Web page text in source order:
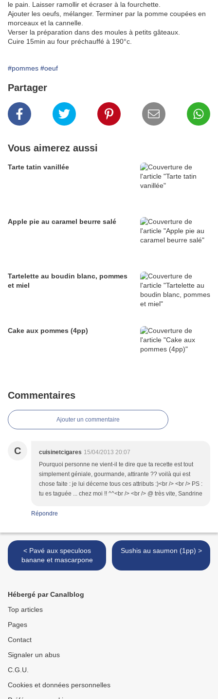
le pain. Laisser ramollir et écraser à la fourchette.
Ajouter les oeufs, mélanger. Terminer par la pomme coupées en
morceaux et la cannelle.
Verser la préparation dans des moules à petits gâteaux.
Cuire 15min au four préchauffé à 190°c.
#pommes #oeuf
Partager
Vous aimerez aussi
Tarte tatin vanillée
Apple pie au caramel beurre salé
Tartelette au boudin blanc, pommes
et miel
Cake aux pommes (4pp)
Commentaires
Ajouter un commentaire
C cuisinetcigares 15/04/2013 20:07
Pourquoi personne ne vient-il te dire que ta recette est tout
simplement géniale, gourmande, attirante ?? voilà qui est
chose faite : je lui décerne tous ces attributs :)<br /> <br /> PS :
tu es taguée ... chez moi !! ^^<br /> <br /> @ très vite, Sandrine
Répondre
< Pavé aux speculoos
banane et mascarpone
Sushis au saumon (1pp) >
Hébergé par Canalblog
Top articles
Pages
Contact
Signaler un abus
C.G.U.
Cookies et données personnelles